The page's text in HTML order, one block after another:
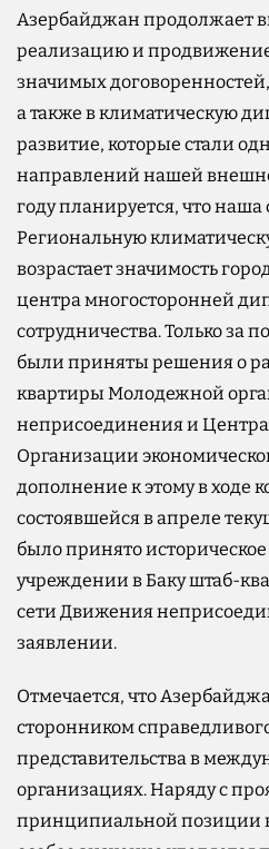
Азербайджан продолжает
реализацию и
значимых
а также в климатическую
развитие, которые стали
направлений нашей
году планируется, что
Региональную
возрастает значимость
центра многосторонней
сотрудничества. Только за
были приняты решения о
квартиры Молодежной
неприсоединения и
Организации
дополнение к этому в ходе
состоявшейся в апреле
было принято
учреждении в Баку штаб-
сети Движения
заявлении.
Отмечается, что
сторонником
представительства в
организациях. Наряду с
принципиальной позиции